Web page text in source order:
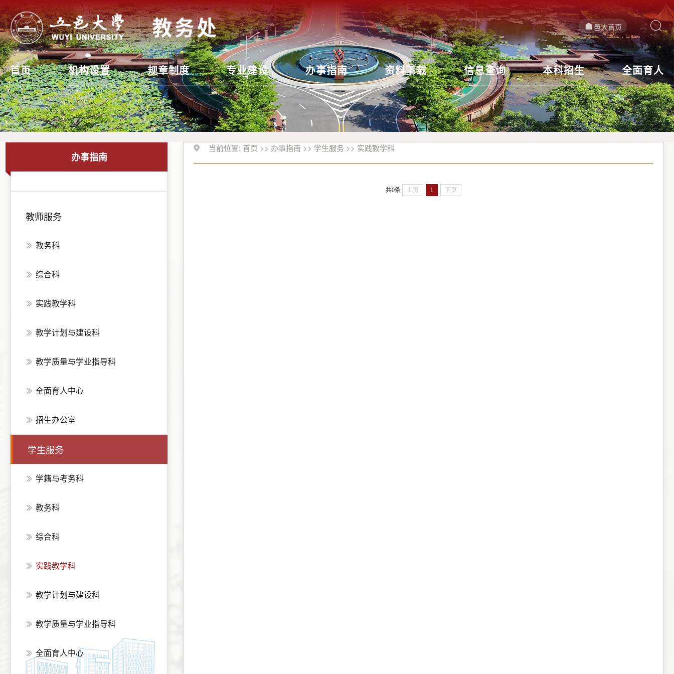
邑大首页
首页 机构设置 规章制度 专业建设 办事指南 资料下载 信息查询 本科招生 全面育人
办事指南
教师服务
教务科
综合科
实践教学科
教学计划与建设科
教学质量与学业指导科
全面育人中心
招生办公室
学生服务
学籍与考务科
教务科
综合科
实践教学科
教学计划与建设科
教学质量与学业指导科
全面育人中心
当前位置: 首页 >> 办事指南 >> 学生服务 >> 实践教学科
共0条 上页 1 下页